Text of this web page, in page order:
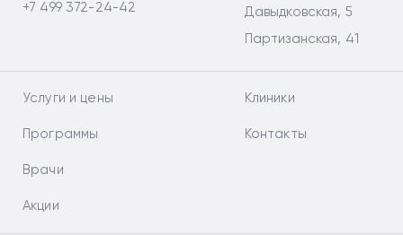
+7 499 372-24-42
Давыдковская, 5
Партизанская, 41
Услуги и цены
Программы
Врачи
Акции
Клиники
Контакты